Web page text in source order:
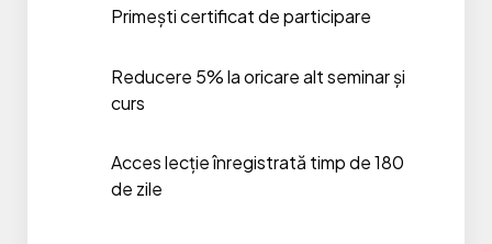
Primești certificat de participare
Reducere 5% la oricare alt seminar și
curs
Acces lecție înregistrată timp de 180
de zile